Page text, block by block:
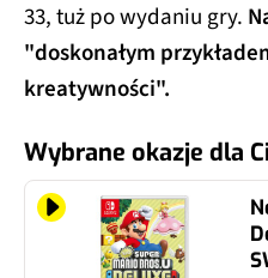
33, tuż po wydaniu gry.
"doskonałym
kreatywności".
Wybrane okazje dla